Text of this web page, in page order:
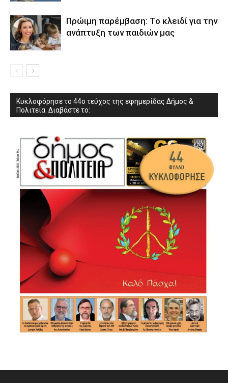
Πρώιμη παρέμβαση: Το κλειδί για την
ανάπτυξη των παιδιών µας
Κυκλοφόρησε το 44ο τεύχος της εφημερίδας Δήμος &
Πολιτεία. Διαβάστε το: